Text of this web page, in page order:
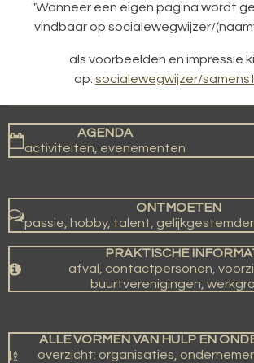
"Wanneer een eigen pagina wordt
vindbaar op socialewegwijzer/
als voorbeelden en impressie
op: socialewegwijzer/
AGENDA
activiteiten, evenementen
ONTMOETEN
passie, hobby, talent,
PRAKTISCHE
afval, contactpersonen,
buurtverenigingen,
ALLE VORMEN VAN HULP EN
overzicht: organisaties,